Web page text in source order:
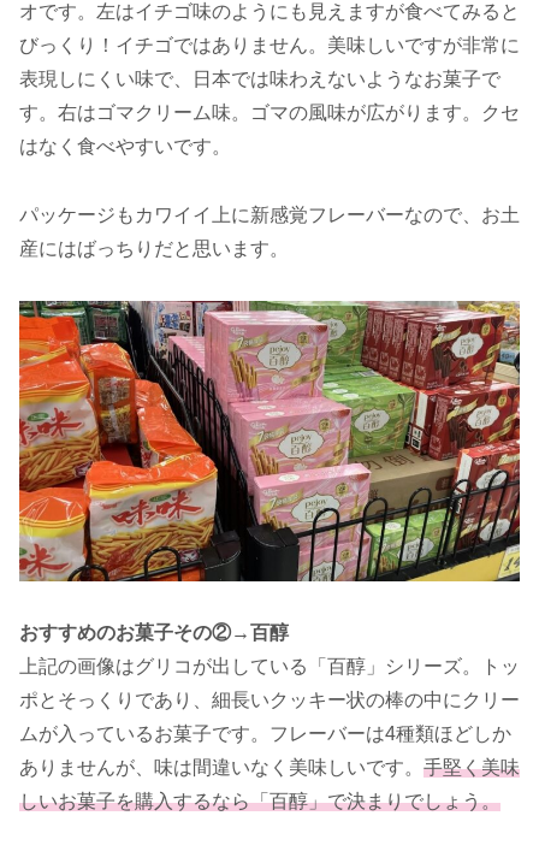
オです。左はイチゴ味のようにも見えますが食べてみると
びっくり！イチゴではありません。美味しいですが非常に
表現しにくい味で、日本では味わえないようなお菓子で
す。右はゴマクリーム味。ゴマの風味が広がります。クセ
はなく食べやすいです。
パッケージもカワイイ上に新感覚フレーバーなので、お土
産にはばっちりだと思います。
おすすめのお菓子その②→百醇
上記の画像はグリコが出している「百醇」シリーズ。トッ
ポとそっくりであり、細長いクッキー状の棒の中にクリー
ムが入っているお菓子です。フレーバーは4種類ほどしか
ありませんが、味は間違いなく美味しいです。 手堅く美味
しいお菓子を購入するなら「百醇」で決まりでしょう。